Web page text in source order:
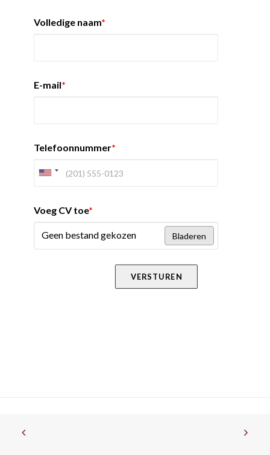
Volledige naam*
E-mail*
Telefoonnummer*
Voeg CV toe*
Geen bestand gekozen Bladeren
VERSTUREN